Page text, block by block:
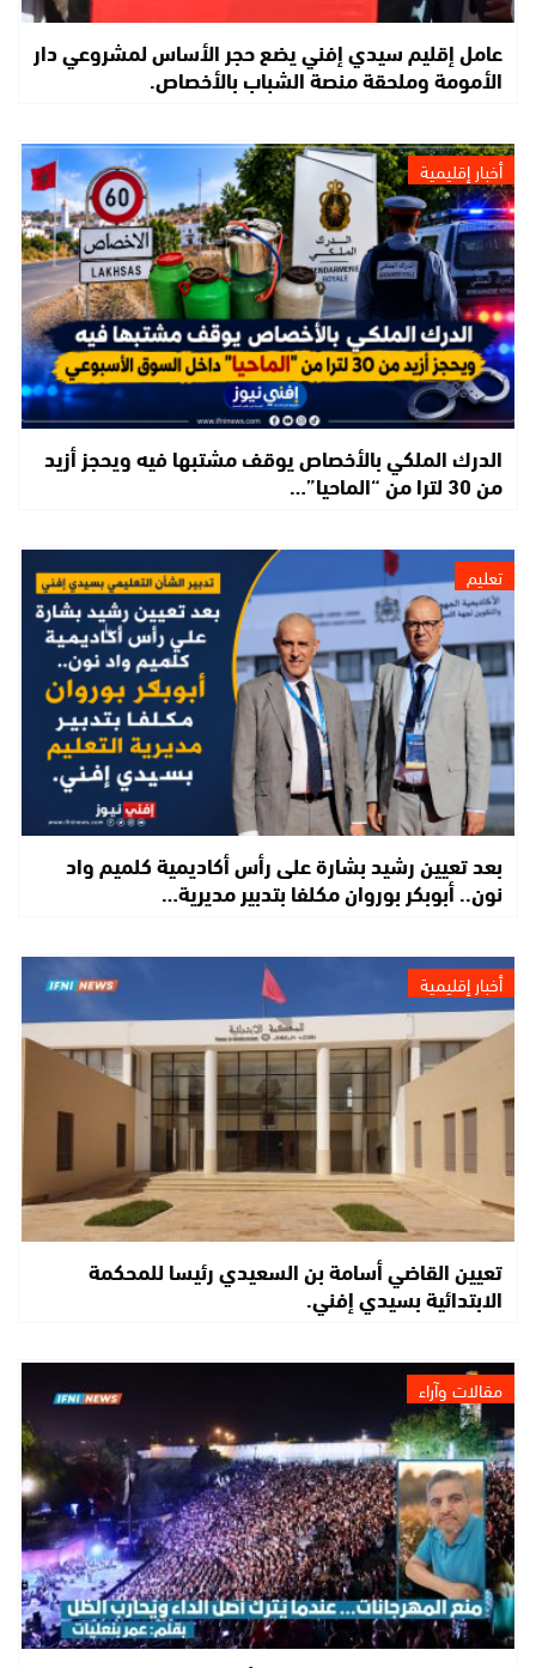
عامل إقليم سيدي إفني يضع حجر الأساس لمشروعي دار
الأمومة وملحقة منصة الشباب بالأخصاص.
أخبار إقليمية
الدرك الملكي بالأخصاص يوقف مشتبها فيه ويحجز أزيد
من 30 لترا من “الماحيا”…
تعليم
بعد تعيين رشيد بشارة على رأس أكاديمية كلميم واد
نون.. أبوبكر بوروان مكلفا بتدبير مديرية…
أخبار إقليمية
تعيين القاضي أسامة بن السعيدي رئيسا للمحكمة
الابتدائية بسيدي إفني.
مقالات وآراء